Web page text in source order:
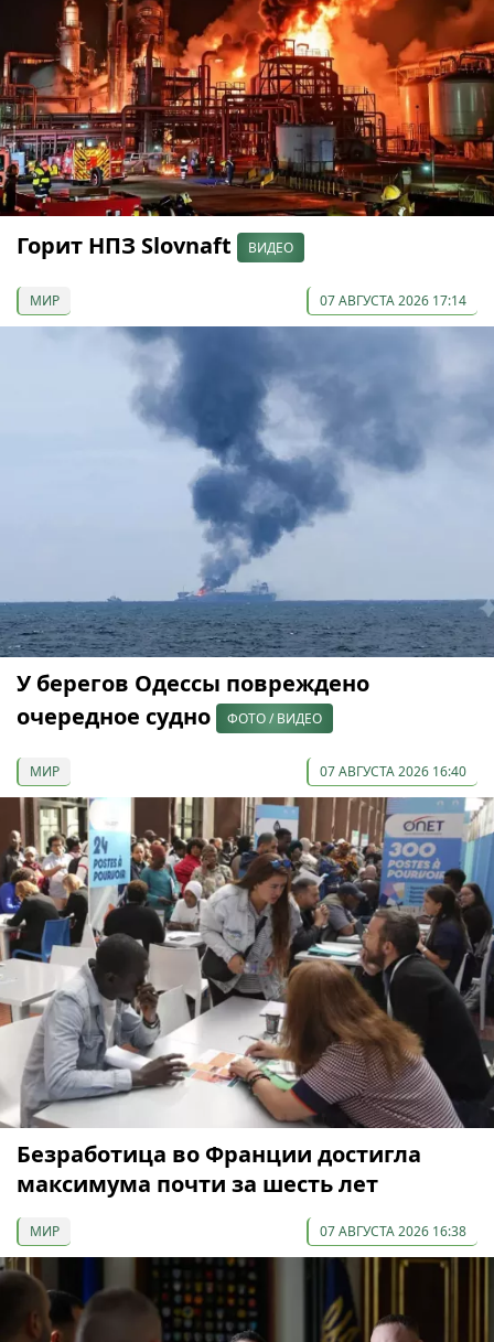
Горит НПЗ Slovnaft ВИДЕО
МИР 07 АВГУСТА 2026 17:14
У берегов Одессы повреждено
очередное судно
ФОТО / ВИДЕО
МИР 07 АВГУСТА 2026 16:40
Безработица во Франции достигла
максимума почти за шесть лет
МИР 07 АВГУСТА 2026 16:38